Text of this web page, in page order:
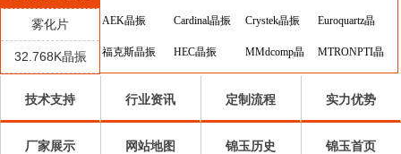
雾化片
32.768K晶振
AEK晶振 Cardinal晶振 Crystek晶振 Euroquartz晶
振
福克斯晶振 HEC晶振 MMdcomp晶 MTRONPTI晶
振
KVG晶振 QuartzCom晶 Suntsu晶振
技术支持 行业资讯 定制流程 实力优势
厂家展示 网站地图 锦玉历史 锦玉首页